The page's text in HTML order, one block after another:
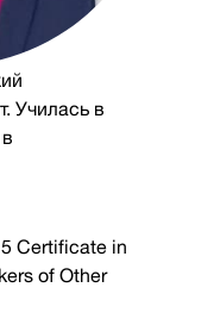
Училась в
Certificate in
of Other